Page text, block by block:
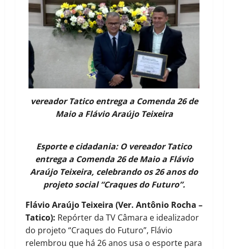
vereador Tatico entrega a Comenda 26 de
Maio a Flávio Araújo Teixeira
Esporte e cidadania: O vereador Tatico
entrega a Comenda 26 de Maio a Flávio
Araújo Teixeira, celebrando os 26 anos do
projeto social “Craques do Futuro”.
Flávio Araújo Teixeira (Ver. Antônio Rocha –
Tatico): Repórter da TV Câmara e idealizador
do projeto “Craques do Futuro”, Flávio
relembrou que há 26 anos usa o esporte para